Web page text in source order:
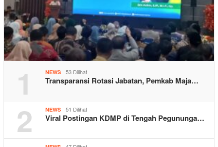
1 NEWS 53 Dilihat
Transparansi Rotasi Jabatan, Pemkab Maja…
2 NEWS 51 Dilihat
Viral Postingan KDMP di Tengah Pegununga…